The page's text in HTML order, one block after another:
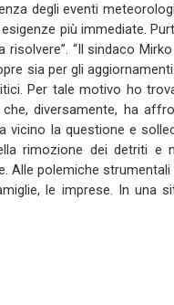
degli eventi
più immediate.
risolvere”. “Il sindaco
sia per gli
Per tale motivo ho
che, diversamente, ha
vicino la questione e
rimozione dei detriti e
Alle polemiche
le imprese. In una